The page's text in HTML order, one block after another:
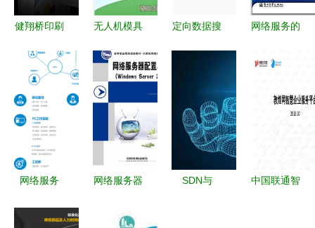
健翔桥印刷
画册、彩
页、名片、
无碳单据隔
夜送达，价
格透明生产
无人机模具
南 如何通
过切它网找
到优质模具
加工与供应
定向数据搜
的网络信息
采集服务与
系统
网络服务的
项目实践教
网络服务实
网络服务
的核心驱动
网络服务器
构建与优化
SDN与
中国联通智